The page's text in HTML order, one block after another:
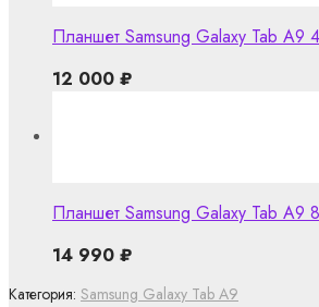
Категория: Samsung Galaxy Tab A9
Планшет Samsung Galaxy Tab
12 000 ₽
Планшет Samsung Galaxy Tab
14 990 ₽